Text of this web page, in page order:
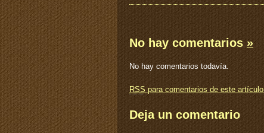
No hay comentarios»
No hay comentarios todavía.
RSS para comentarios de este artículo.
Deja un comentario